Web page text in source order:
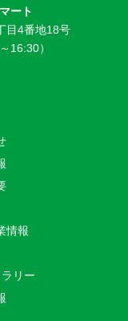
ート
目4番地18号
16:30）
情報
リー